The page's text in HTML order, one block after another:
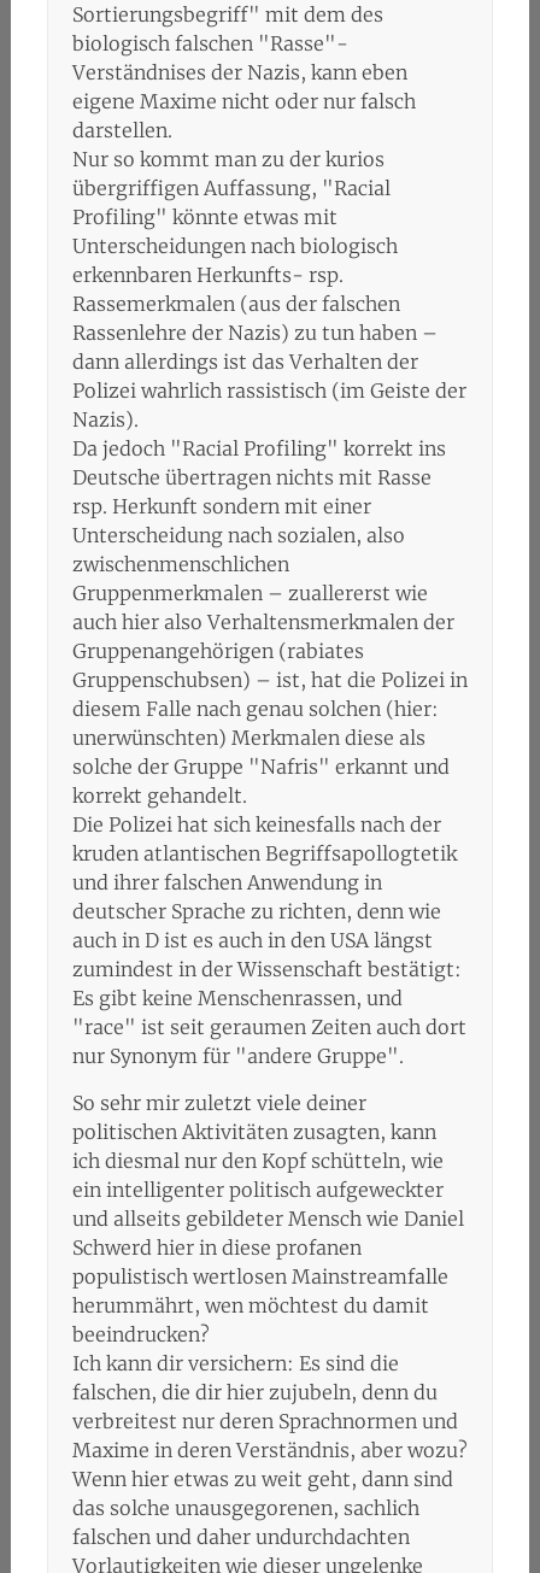
Sortierungsbegriff" mit dem des
biologisch falschen "Rasse"-
Verständnises der Nazis, kann eben
eigene Maxime nicht oder nur falsch
darstellen.
Nur so kommt man zu der kurios
übergriffigen Auffassung, "Racial
Profiling" könnte etwas mit
Unterscheidungen nach biologisch
erkennbaren Herkunfts- rsp.
Rassemerkmalen (aus der falschen
Rassenlehre der Nazis) zu tun haben –
dann allerdings ist das Verhalten der
Polizei wahrlich rassistisch (im Geiste der
Nazis).
Da jedoch "Racial Profiling" korrekt ins
Deutsche übertragen nichts mit Rasse
rsp. Herkunft sondern mit einer
Unterscheidung nach sozialen, also
zwischenmenschlichen
Gruppenmerkmalen – zuallererst wie
auch hier also Verhaltensmerkmalen der
Gruppenangehörigen (rabiates
Gruppenschubsen) – ist, hat die Polizei in
diesem Falle nach genau solchen (hier:
unerwünschten) Merkmalen diese als
solche der Gruppe "Nafris" erkannt und
korrekt gehandelt.
Die Polizei hat sich keinesfalls nach der
kruden atlantischen Begriffsapollogtetik
und ihrer falschen Anwendung in
deutscher Sprache zu richten, denn wie
auch in D ist es auch in den USA längst
zumindest in der Wissenschaft bestätigt:
Es gibt keine Menschenrassen, und
"race" ist seit geraumen Zeiten auch dort
nur Synonym für "andere Gruppe".
So sehr mir zuletzt viele deiner
politischen Aktivitäten zusagten, kann
ich diesmal nur den Kopf schütteln, wie
ein intelligenter politisch aufgeweckter
und allseits gebildeter Mensch wie Daniel
Schwerd hier in diese profanen
populistisch wertlosen Mainstreamfalle
herummährt, wen möchtest du damit
beeindrucken?
Ich kann dir versichern: Es sind die
falschen, die dir hier zujubeln, denn du
verbreitest nur deren Sprachnormen und
Maxime in deren Verständnis, aber wozu?
Wenn hier etwas zu weit geht, dann sind
das solche unausgegorenen, sachlich
falschen und daher undurchdachten
Vorlautigkeiten wie dieser ungelenke